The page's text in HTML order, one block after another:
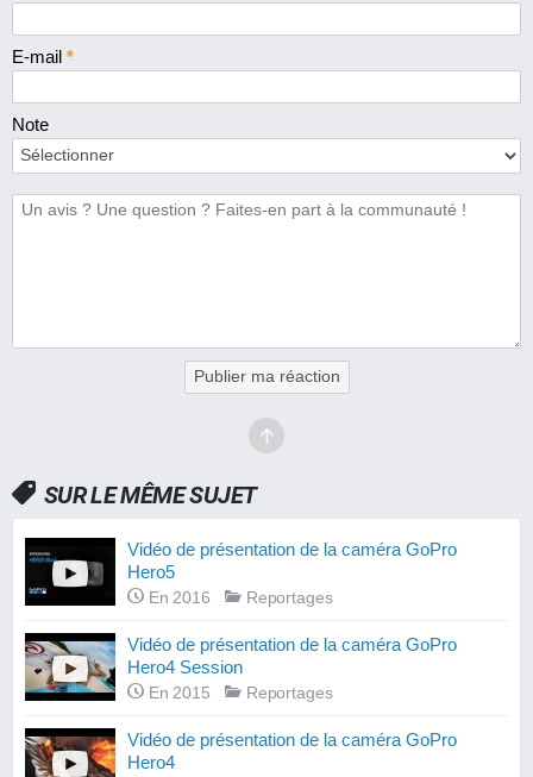
E-mail *
Note
Publier ma réaction
SUR LE MÊME SUJET
Vidéo de présentation de la caméra GoPro
Hero5
En 2016 Reportages
Vidéo de présentation de la caméra GoPro
Hero4 Session
En 2015 Reportages
Vidéo de présentation de la caméra GoPro
Hero4